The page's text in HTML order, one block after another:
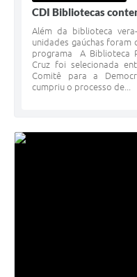
CDI Bibliotecas
Além da biblioteca
unidades gaúchas
programa A Biblioteca
Cruz foi selecionada
Comitê para a
cumpriu o processo de...